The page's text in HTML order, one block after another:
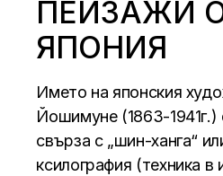
ПЕЙЗАЖИ
ЯПОНИЯ
Името на японския
Йошимуне (1863-1941г.)
свърза с „шин-ханга“
ксилография (техника в